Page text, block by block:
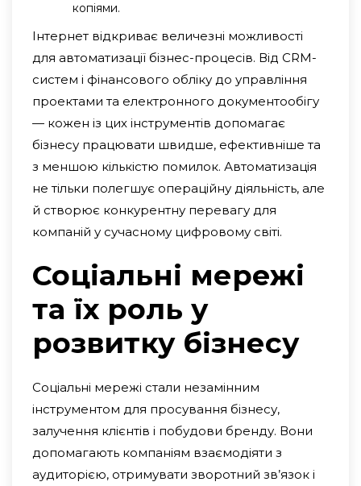
копіями.
Інтернет відкриває величезні можливості
для автоматизації бізнес-процесів. Від CRM-
систем і фінансового обліку до управління
проектами та електронного документообігу
— кожен із цих інструментів допомагає
бізнесу працювати швидше, ефективніше та
з меншою кількістю помилок. Автоматизація
не тільки полегшує операційну діяльність, але
й створює конкурентну перевагу для
компаній у сучасному цифровому світі.
Соціальні мережі
та їх роль у
розвитку бізнесу
Соціальні мережі стали незамінним
інструментом для просування бізнесу,
залучення клієнтів і побудови бренду. Вони
допомагають компаніям взаємодіяти з
аудиторією, отримувати зворотний зв’язок і